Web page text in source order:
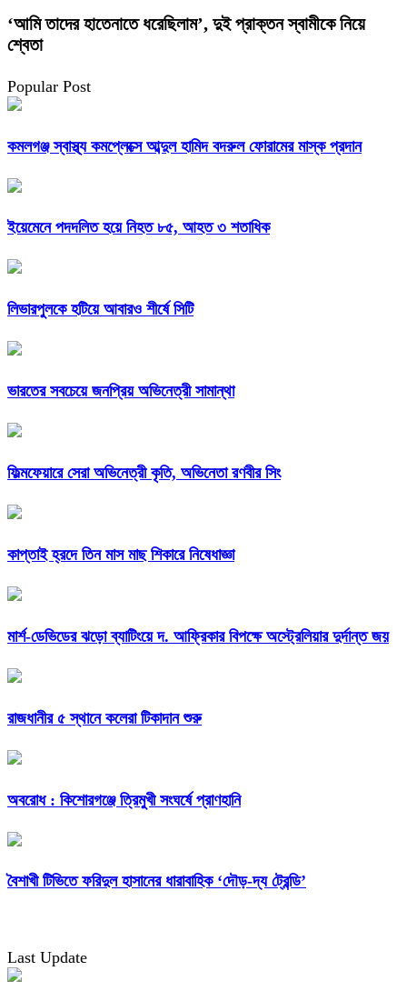
‘আমি তাদের হাতেনাতে ধরেছিলাম’, দুই প্রাক্তন স্বামীকে নিয়ে
শ্বেতা
Popular Post
কমলগঞ্জ স্বাস্থ্য কমপ্লেক্সে আব্দুল হামিদ বদরুল ফোরামের মাস্ক প্রদান
ইয়েমেনে পদদলিত হয়ে নিহত ৮৫, আহত ৩ শতাধিক
লিভারপুলকে হটিয়ে আবারও শীর্ষে সিটি
ভারতের সবচেয়ে জনপ্রিয় অভিনেত্রী সামান্থা
ফিল্মফেয়ারে সেরা অভিনেত্রী কৃতি, অভিনেতা রণবীর সিং
কাপ্তাই হ্রদে তিন মাস মাছ শিকারে নিষেধাজ্ঞা
মার্শ-ডেভিডের ঝড়ো ব্যাটিংয়ে দ. আফ্রিকার বিপক্ষে অস্ট্রেলিয়ার দুর্দান্ত জয়
রাজধানীর ৫ স্থানে কলেরা টিকাদান শুরু
অবরোধ : কিশোরগঞ্জে ত্রিমুখী সংঘর্ষে প্রাণহানি
বৈশাখী টিভিতে ফরিদুল হাসানের ধারাবাহিক ‘দৌড়-দ্য ট্রেন্ডি’
Last Update